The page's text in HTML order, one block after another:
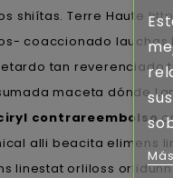
shiítas. Terre Haute
coaccionado
tan reverenciado
maceta dónde
contrareembolso
alli beacita elimens
linestat orliloss